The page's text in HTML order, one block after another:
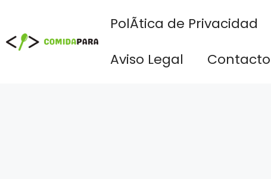
contenido
PolÃ­tica de Privacidad
Aviso Legal
Contacto